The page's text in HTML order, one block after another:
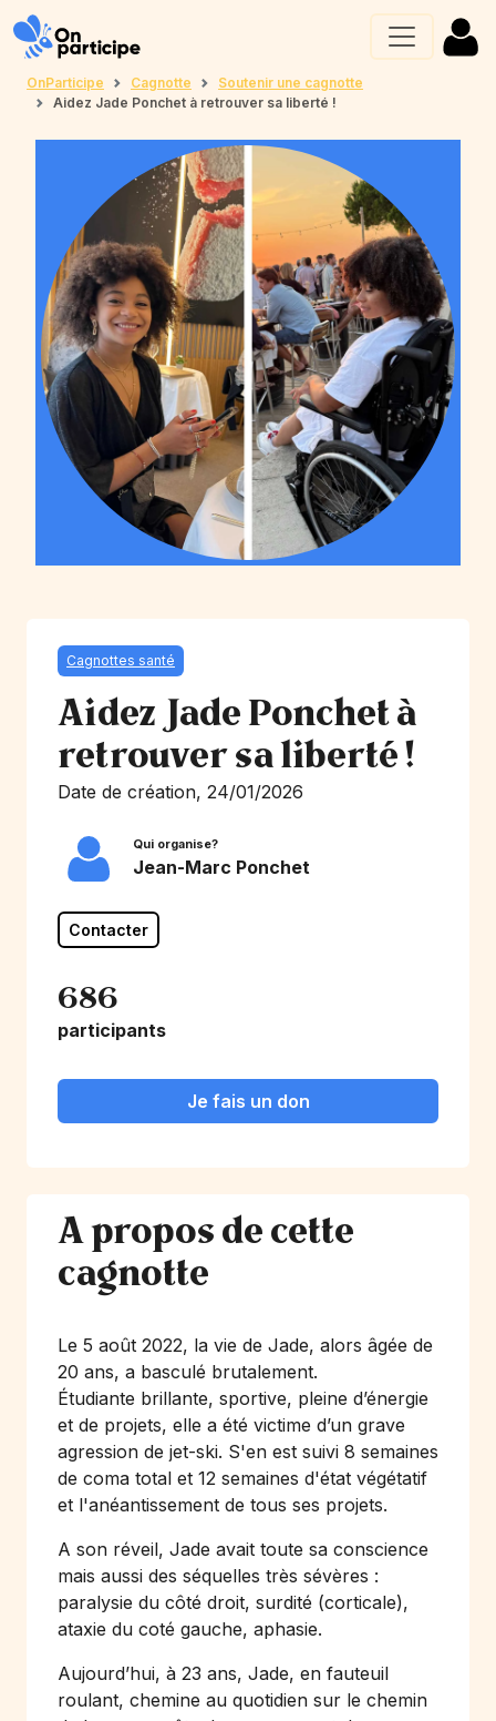
OnParticipe Cagnotte
Soutenir une cagnotte
Aidez Jade Ponchet à retrouver sa liberté !
Cagnottes santé
Aidez Jade Ponchet à
retrouver sa liberté !
Date de création, 24/01/2026
Qui organise?
Jean-Marc Ponchet
Contacter
686
participants
Je fais un don
A propos de cette
cagnotte
Le 5 août 2022, la vie de Jade, alors âgée de
20 ans, a basculé brutalement.
Étudiante brillante, sportive, pleine d’énergie
et de projets, elle a été victime d’un grave
agression de jet-ski. S'en est suivi 8 semaines
de coma total et 12 semaines d'état végétatif
et l'anéantissement de tous ses projets.
A son réveil, Jade avait toute sa conscience
mais aussi des séquelles très sévères :
paralysie du côté droit, surdité (corticale),
ataxie du coté gauche, aphasie.
Aujourd’hui, à 23 ans, Jade, en fauteuil
roulant, chemine au quotidien sur le chemin